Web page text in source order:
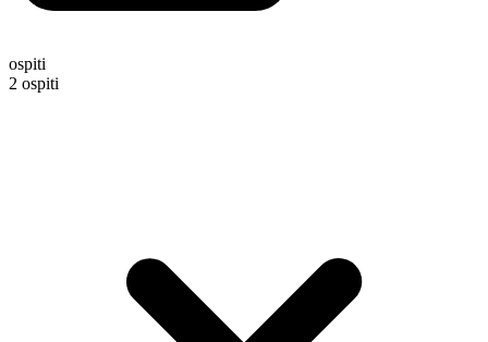
ospiti
2 ospiti